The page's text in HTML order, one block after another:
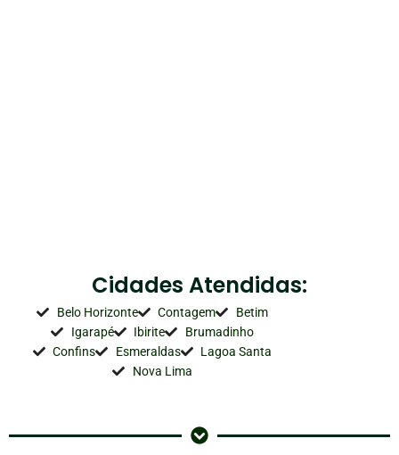
Cidades Atendidas:
Belo Horizonte Contagem
Betim
Igarapé
Ibirite
Brumadinho
Confins
Esmeraldas
Lagoa Santa
Nova Lima